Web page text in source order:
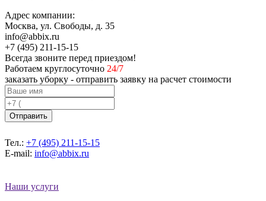
Адрес компании:
Москва, ул. Свободы, д. 35
info@abbix.ru
+7 (495) 211-15-15
Всегда звоните перед приездом!
Работаем круглосуточно 24/7
заказать уборку - отправить заявку на расчет стоимости
Тел.: +7 (495) 211-15-15
E-mail: info@abbix.ru
Наши услуги